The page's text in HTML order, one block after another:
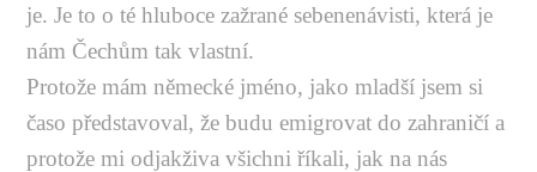
je. Je to o té hluboce zažrané sebenenávisti, která je
nám Čechům tak vlastní.
Protože mám německé jméno, jako mladší jsem si
časo představoval, že budu emigrovat do zahraničí a
protože mi odjakživa všichni říkali, jak na nás